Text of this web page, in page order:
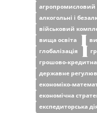
агропромисловий
алкогольні і
військовий
вища освіта
глобалізація
грошово-
державне
економіко-
економічна
експедиторська